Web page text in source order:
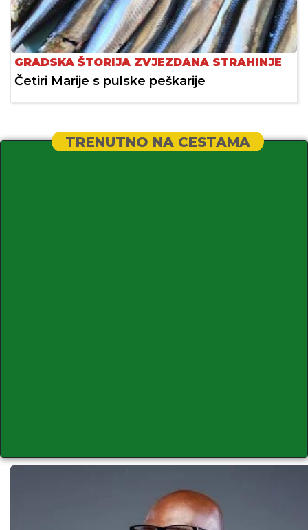
GRADSKA ŠTORIJA ZVJEZDANA STRAHINJE
Četiri Marije s pulske peškarije
TRENUTNO NA CESTAMA